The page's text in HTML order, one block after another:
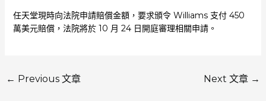
任天堂現時向法院申請賠償金額，要求頒令 Williams 支付 450
萬美元賠償，法院將於 10 月 24 日開庭審理相關申請。
← Previous 文章 Next 文章 →